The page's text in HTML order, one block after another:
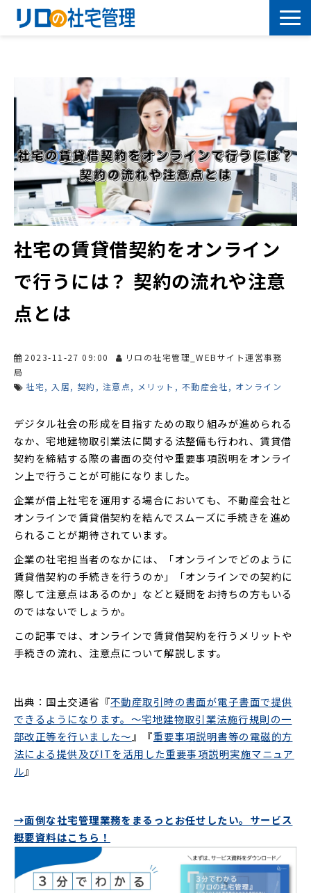
社有社宅プラン
導入事例
サービス一覧
社宅について学ぶ
よくあるご質問
セミナー
社宅の賃貸借契約をオンライン
で行うには？ 契約の流れや注意
点とは
2023-11-27 09:00
リロの社宅管理_WEBサイト運営事務
局
社宅
入居 契約 注意点 メリット 不動産会社 オンライン
デジタル社会の形成を目指すための取り組みが進められる
なか、宅地建物取引業法に関する法整備も行われ、賃貸借
契約を締結する際の書面の交付や重要事項説明をオンライ
ン上で行うことが可能になりました。
企業が借上社宅を運用する場合においても、不動産会社と
オンラインで賃貸借契約を結んでスムーズに手続きを進め
られることが期待されています。
企業の社宅担当者のなかには、「オンラインでどのように
賃貸借契約の手続きを行うのか」「オンラインでの契約に
際して注意点はあるのか」などと疑問をお持ちの方もいる
のではないでしょうか。
この記事では、オンラインで賃貸借契約を行うメリットや
手続きの流れ、注意点について解説します。
出典：国土交通省『不動産取引時の書面が電子書面で提供
できるようになります。～宅地建物取引業法施行規則の一
部改正等を行いました～』『重要事項説明書等の電磁的方
法による提供及びITを活用した重要事項説明実施マニュア
ル』
→面倒な社宅管理業務をまるっとお任せしたい。サービス
概要資料はこちら！